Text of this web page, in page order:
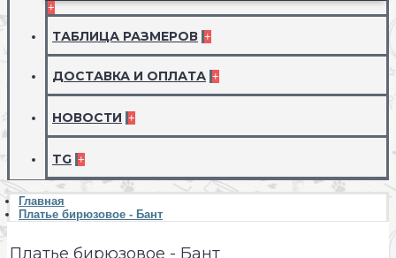
+
ТАБЛИЦА РАЗМЕРОВ +
ДОСТАВКА И ОПЛАТА +
НОВОСТИ +
TG +
Главная
Платье бирюзовое - Бант
Платье бирюзовое - Бант